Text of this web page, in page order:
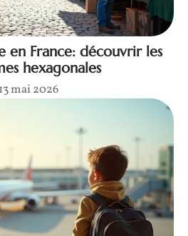
en France: découvrir les
hexagonales
13 mai 2026